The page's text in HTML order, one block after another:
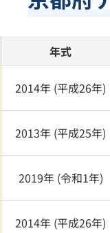
年式
2014年 (平成26年)
2013年 (平成25年)
2019年 (令和1年)
2014年 (平成26年)